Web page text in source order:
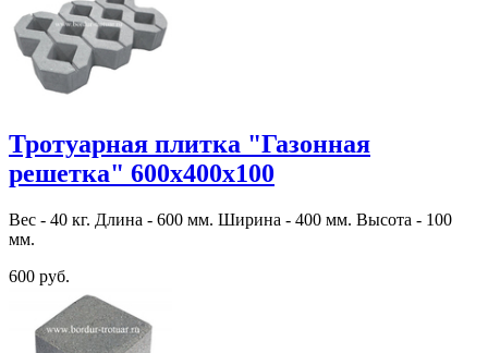
Тротуарная плитка "Газонная
решетка" 600х400х100
Вес - 40 кг. Длина - 600 мм. Ширина - 400 мм. Высота - 100
мм.
600 руб.